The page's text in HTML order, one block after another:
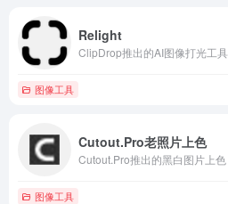
Relight
ClipDrop推出的AI图像打光工具
图像工具
Cutout.Pro老照片上色
Cutout.Pro推出的黑白图片上色
图像工具